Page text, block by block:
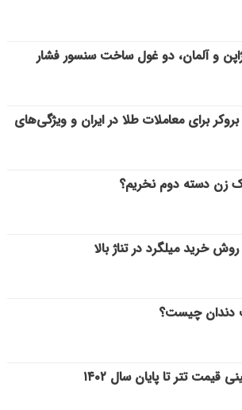
و آلمان، دو غول ساخت سنسور فشار
برای معاملات طلا در ایران و ویژگی‌های
زن دسته دوم نخریم؟
خرید میلگرد در تناژ بالا
دندان چیست؟
قیمت تتر تا پایان سال ۱۴۰۲